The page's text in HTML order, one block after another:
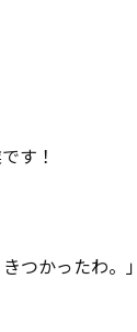
す！
つかったわ。」